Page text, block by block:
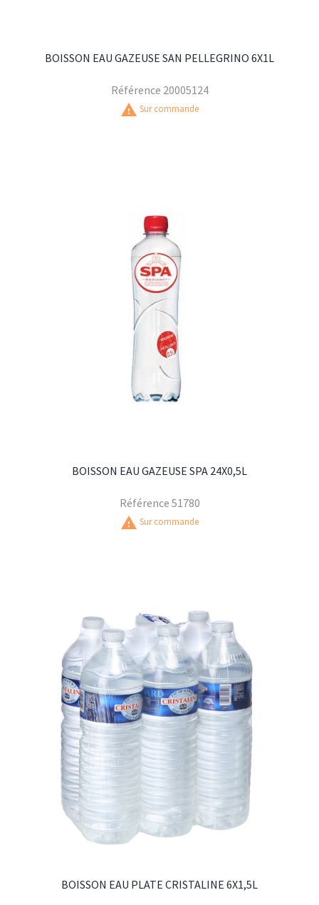
BOISSON EAU GAZEUSE SAN PELLEGRINO 6X1L
Référence 20005124
warning Sur commande
BOISSON EAU GAZEUSE SPA 24X0,5L
Référence 51780
warning Sur commande
BOISSON EAU PLATE CRISTALINE 6X1,5L